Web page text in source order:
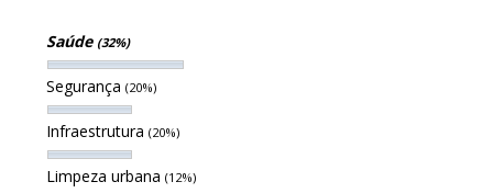
Saúde (32%)
Segurança (20%)
Infraestrutura (20%)
Limpeza urbana (12%)